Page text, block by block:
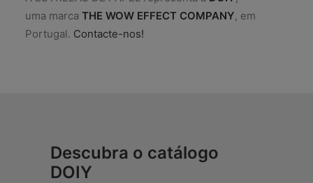
uma marca THE WOW EFFECT COMPANY, em
Portugal. Contacte-nos!
Descubra o catálogo
DOIY